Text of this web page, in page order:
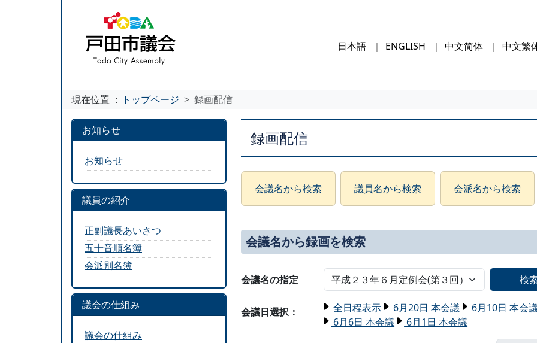
日本語 ENGLISH 中文简体 中文繁
現在位置 ： トップページ 録画配信
録画配信
会議名から検索 議員名から検索 会派名から検索
会議名から録画を検索
会議名の指定 検
会議日選択： 全日程表示 6月20日 本会議
6月10日 本会
6月6日 本会議
6月1日 本会議
お知らせ
お知らせ
議員の紹介
正副議長あいさつ
五十音順名簿
会派別名簿
議会の仕組み
議会の仕組み